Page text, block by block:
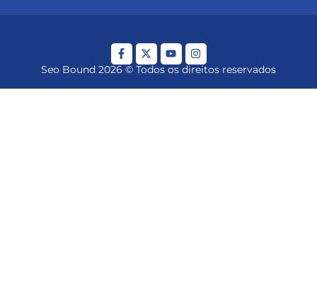
Seo Bound 2026 © Todos os direitos reservados